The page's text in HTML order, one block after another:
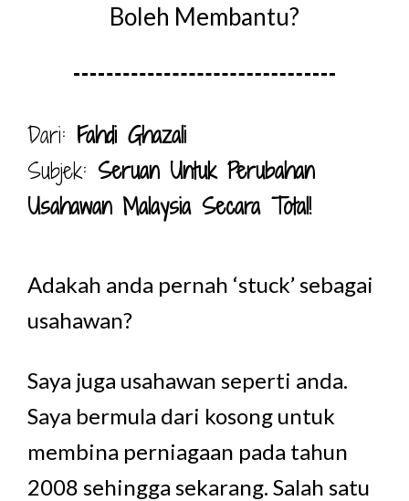
Boleh Membantu?
Dari: Fahdi Ghazali
Subjek: Seruan Untuk Perubahan
Usahawan Malaysia Secara Total!
Adakah anda pernah ‘stuck’ sebagai
usahawan?
Saya juga usahawan seperti anda.
Saya bermula dari kosong untuk
membina perniagaan pada tahun
2008 sehingga sekarang. Salah satu